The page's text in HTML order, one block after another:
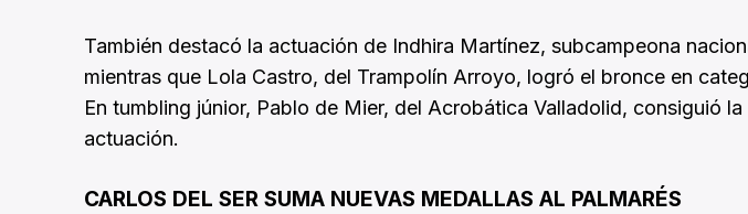
También destacó la actuación de Indhira Martínez, subcampeona
mientras que Lola Castro, del Trampolín Arroyo, logró el bronce en
En tumbling júnior, Pablo de Mier, del Acrobática Valladolid, consiguió
actuación.
CARLOS DEL SER SUMA NUEVAS MEDALLAS AL PALMARÉS